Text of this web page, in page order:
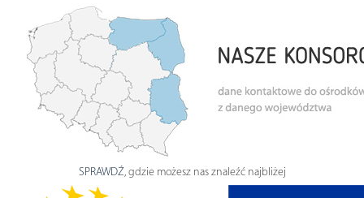
SPRAWDŹ, gdzie możesz nas znaleźć najbliżej